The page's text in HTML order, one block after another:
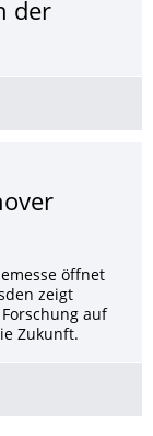
der
öffnet
zeigt
auf
Zukunft.